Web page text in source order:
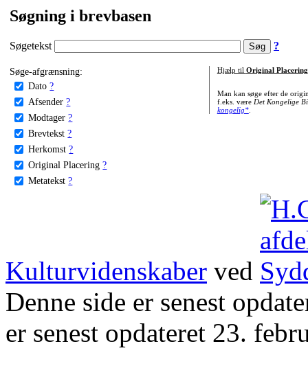
Søgning i brevbasen
Søgetekst ?
Søge-afgrænsning:
Dato ?
Afsender ?
Modtager ?
Brevtekst ?
Herkomst ?
Original Placering ?
Metatekst ?
Hjælp til Original Placering
Man kan søge efter de
f.eks. være Det Kongelige
kongelig*.
Kulturvidenskaber ved
Denne side er senest
er senest opdateret 23.